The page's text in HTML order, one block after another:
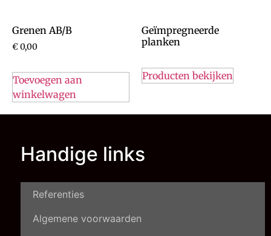
Grenen AB/B
€0,00
Toevoegen aan
winkelwagen
Geïmpregneerde
planken
Producten bekijken
Handige links
Referenties
Algemene voorwaarden